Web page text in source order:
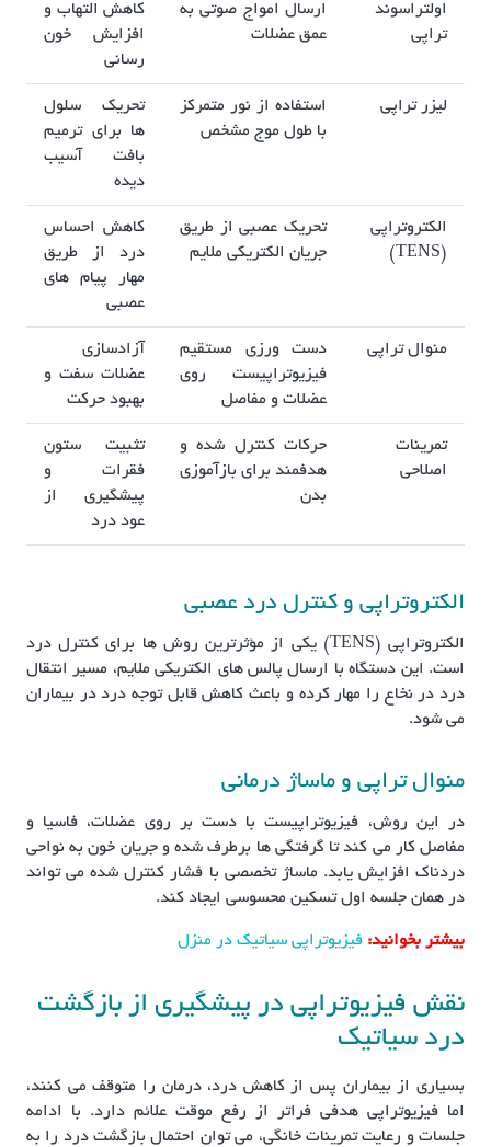
اولتراسوند
تراپی
ارسال امواج صوتی به
عمق عضلات
کاهش التهاب و
افزایش خون‌
رسانی
لیزر تراپی
استفاده از نور متمرکز
با طول موج مشخص
تحریک سلول‌
ها برای ترمیم
بافت آسیب‌
دیده
الکتروتراپی
(TENS)
تحریک عصبی از طریق
جریان الکتریکی ملایم
کاهش احساس
درد از طریق
مهار پیام‌ های
عصبی
منوال تراپی
دست‌ ورزی مستقیم
فیزیوتراپیست روی
عضلات و مفاصل
آزادسازی
عضلات سفت و
بهبود حرکت
تمرینات
اصلاحی
حرکات کنترل‌ شده و
هدفمند برای بازآموزی
بدن
تثبیت ستون
فقرات و
پیشگیری از
عود درد
الکتروتراپی و کنترل درد عصبی
الکتروتراپی (TENS) یکی از مؤثرترین روش ها برای کنترل درد
است. این دستگاه با ارسال پالس های الکتریکی ملایم، مسیر انتقال
درد در نخاع را مهار کرده و باعث کاهش قابل توجه درد در بیماران
می شود.
منوال تراپی و ماساژ درمانی
در این روش، فیزیوتراپیست با دست بر روی عضلات، فاسیا و
مفاصل کار می کند تا گرفتگی ها برطرف شده و جریان خون به نواحی
دردناک افزایش یابد. ماساژ تخصصی با فشار کنترل شده می تواند
در همان جلسه اول تسکین محسوسی ایجاد کند.
بیشتر بخوانید: فیزیوتراپی سیاتیک در منزل
نقش فیزیوتراپی در پیشگیری از بازگشت
درد سیاتیک
بسیاری از بیماران پس از کاهش درد، درمان را متوقف می کنند،
اما فیزیوتراپی هدفی فراتر از رفع موقت علائم دارد. با ادامه
جلسات و رعایت تمرینات خانگی، می توان احتمال بازگشت درد را به